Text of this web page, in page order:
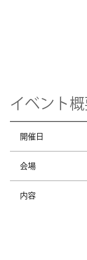
イベント
開催日
会場
内容